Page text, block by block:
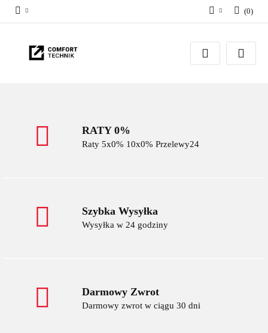
Zaloguj się
Zarejestruj się
(0)
RATY 0%
Raty 5x0% 10x0% Przelewy24
Szybka Wysyłka
Wysyłka w 24 godziny
Darmowy Zwrot
Darmowy zwrot w ciągu 30 dni